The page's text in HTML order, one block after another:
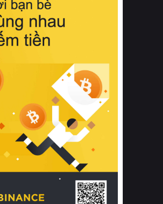
hồi chuẩn xác của phần đệm nâng đỡ
cột sống.
Bên cạnh đó, việc lựa chọn các dòng
sản phẩm đạt chuẩn chất lượng quốc
tế còn giúp ngăn ngừa tình trạng kích
khuẩn và nấm mốc trong điều kiện
thời tiết nóng ẩm. Bạn có thể tìm hiểu
thêm các nghiên cứu khoa học về tác
động của giấc ngủ và môi trường
phòng ngủ đối với sức khỏe con
người tại Sleep Foundation (External
Link) để có cái nhìn toàn diện hơn.
2. Các tiêu chí vàng khi lựa chọn
chăn ga gối đệm cao cấp cho phòng
ngủ
Để sở hữu một bộ chăn ga gối đệm
cao cấp hoàn hảo cả về thẩm mỹ lẫn
công năng, người tiêu dùng cần cân
nhắc kỹ lưỡng các tiêu chí quan trọng